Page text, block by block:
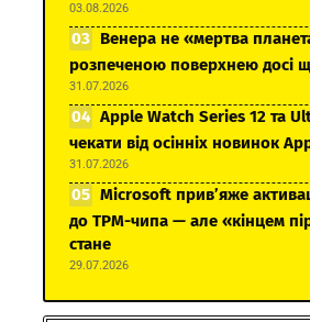
03.08.2026
Венера не «мертва
розпеченою поверхнею досі
31.07.2026
Apple Watch Series 12 та
чекати від осінніх новинок
31.07.2026
Microsoft прив’яже
до TPM-чипа — але «кінцем
стане
29.07.2026